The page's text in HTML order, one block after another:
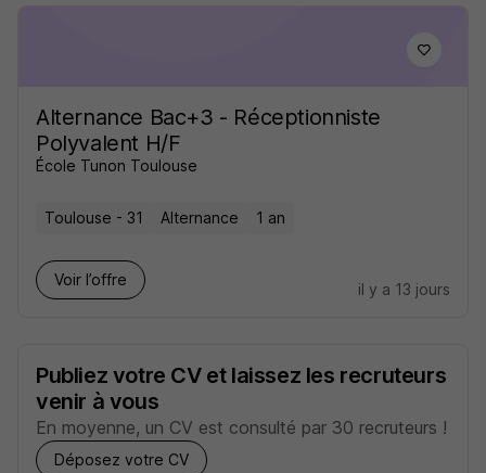
Alternance Bac+3 - Réceptionniste
Polyvalent H/F
École Tunon Toulouse
Toulouse - 31 Alternance 1 an
Voir l’offre
il y a 13 jours
Publiez votre CV et laissez les recruteurs
venir à vous
En moyenne, un CV est consulté par 30 recruteurs !
Déposez votre CV